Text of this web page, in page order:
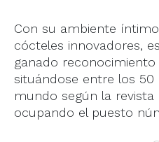
Con su ambiente
cócteles innovadores,
ganado reconocimiento
situándose entre los 50
mundo según la
ocupando el puesto